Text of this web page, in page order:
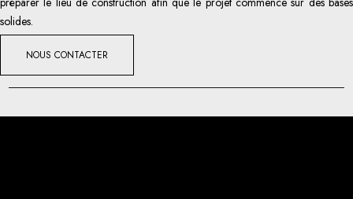
solides.
NOUS CONTACTER